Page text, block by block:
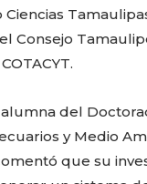
Consejo
del
y Medio
que su